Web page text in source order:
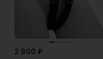
2 800 ₽